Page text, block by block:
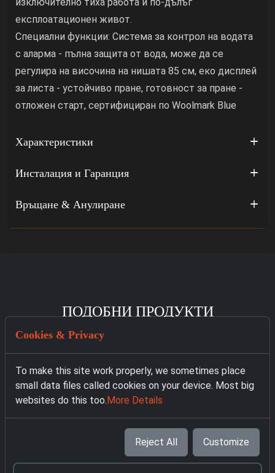
експлоатационен живот.
Специални функции: Система за контрол на водата
с аларма - пълна защита от вода, може да се
регулира на височина на нишата 85 см, еко дисплей
за листа - устойчиво пране, готовност за пране -
отложен старт, сертифициран по Woolmark Blue
Характеристики
Инсталация и Гаранция
Връщане & Анулиране
ПОДОБНИ ПРОДУКТИ
Cookies & Privacy
To make this site work properly, we sometimes place
small data files called cookies on your device. Most big
websites do this too.More Details
Reject All Customize